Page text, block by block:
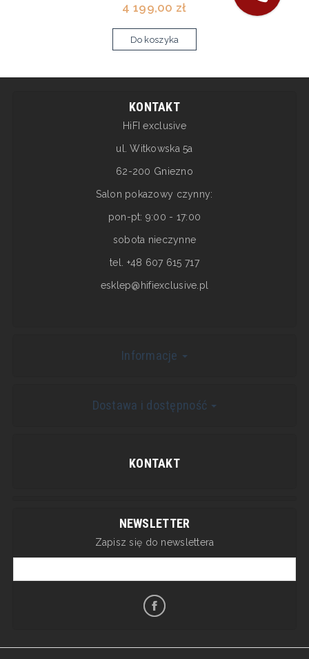
4 199,00 zł
Do koszyka
KONTAKT
HiFI exclusive
ul. Witkowska 5a
62-200 Gniezno
Salon pokazowy czynny:
pon-pt: 9:00 - 17:00
sobota nieczynne
tel. +48 607 615 717
esklep@hifiexclusive.pl
Informacje
Dostawa i dostępność
KONTAKT
NEWSLETTER
Zapisz się do newslettera